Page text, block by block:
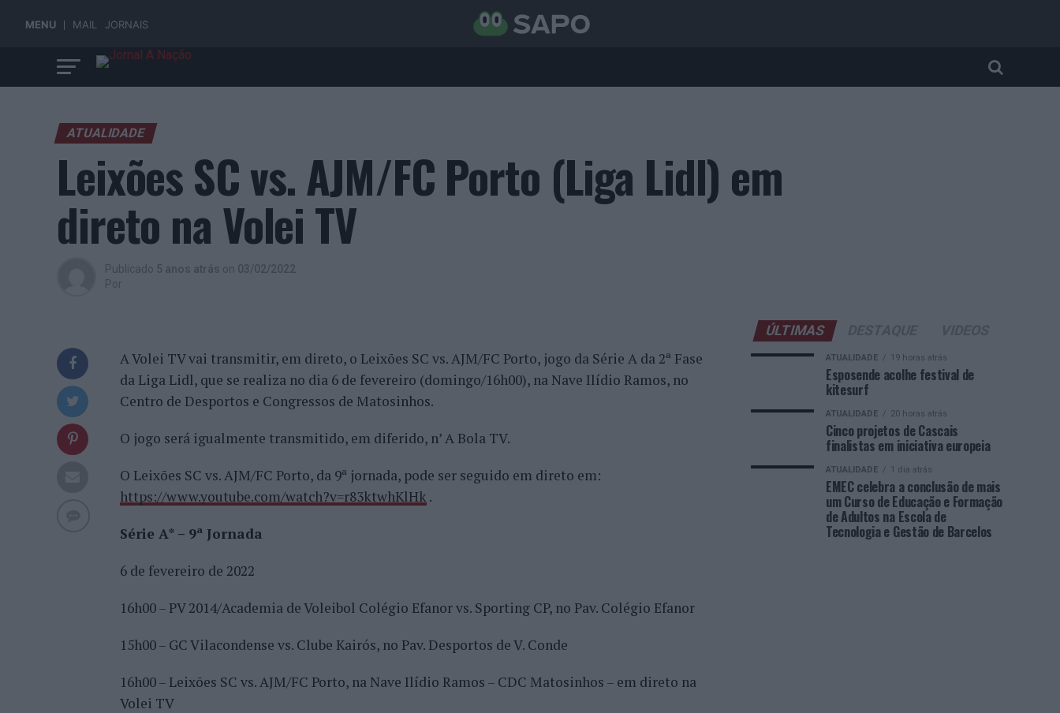
MENU MAIL JORNAIS
ATUALIDADE
Leixões SC vs. AJM/FC Porto (Liga Lidl) em
direto na Volei TV
Publicado 5 anos atrás on 03/02/2022
Por
A Volei TV vai transmitir, em direto, o Leixões SC vs. AJM/FC Porto, jogo da Série A da 2ª Fase
da Liga Lidl, que se realiza no dia 6 de fevereiro (domingo/16h00), na Nave Ilídio Ramos, no
Centro de Desportos e Congressos de Matosinhos.
O jogo será igualmente transmitido, em diferido, n’ A Bola TV.
O Leixões SC vs. AJM/FC Porto, da 9ª jornada, pode ser seguido em direto em:
https://www.youtube.com/watch?v=r83ktwhKlHk .
Série A* – 9ª Jornada
6 de fevereiro de 2022
16h00 – PV 2014/Academia de Voleibol Colégio Efanor vs. Sporting CP, no Pav. Colégio Efanor
15h00 – GC Vilacondense vs. Clube Kairós, no Pav. Desportos de V. Conde
16h00 – Leixões SC vs. AJM/FC Porto, na Nave Ilídio Ramos – CDC Matosinhos – em direto na
Volei TV
ÚLTIMAS
ATUALIDADE 19 horas atrás
Esposende acolhe festival de
kitesurf
ATUALIDADE 20 horas atrás
Cinco projetos de Cascais
finalistas em iniciativa europeia
ATUALIDADE 1 dia atrás
EMEC celebra a conclusão de mais
um Curso de Educação e Formação
de Adultos na Escola de
Tecnologia e Gestão de Barcelos